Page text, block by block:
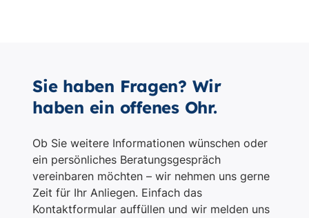
Sie haben Fragen? Wir
haben ein offenes Ohr.
Ob Sie weitere Informationen wünschen oder
ein persönliches Beratungsgespräch
vereinbaren möchten – wir nehmen uns gerne
Zeit für Ihr Anliegen. Einfach das
Kontaktformular auffüllen und wir melden uns